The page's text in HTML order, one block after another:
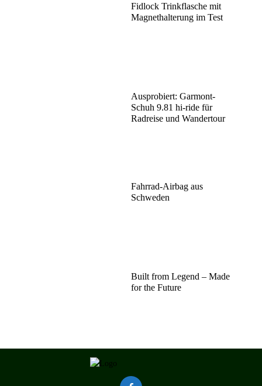
Fidlock Trinkflasche mit
Magnethalterung im Test
Ausprobiert: Garmont-
Schuh 9.81 hi-ride für
Radreise und Wandertour
Fahrrad-Airbag aus
Schweden
Built from Legend – Made
for the Future